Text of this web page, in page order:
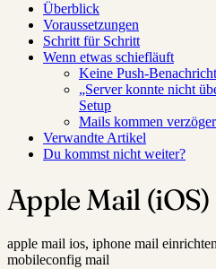
Überblick
Voraussetzungen
Schritt für Schritt
Wenn etwas schiefläuft
Keine Push-
„Server konnte nicht
Setup
Mails kommen
Verwandte Artikel
Du kommst nicht weiter?
Apple Mail
apple mail ios, iphone mail
mobileconfig mail